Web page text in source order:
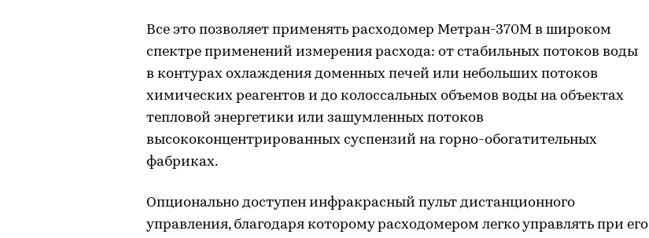
Все это позволяет применять расходомер Метран-370М в широком
спектре применений измерения расхода: от стабильных потоков воды
в контурах охлаждения доменных печей или небольших потоков
химических реагентов и до колоссальных объемов воды на объектах
тепловой энергетики или зашумленных потоков
высококонцентрированных суспензий на горно-обогатительных
фабриках.
Опционально доступен инфракрасный пульт дистанционного
управления, благодаря которому расходомером легко управлять при его